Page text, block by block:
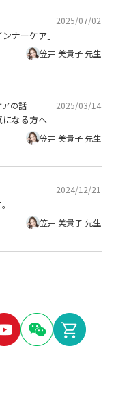
2025/07/02
ナーケア」
笠井 美貴子 先生
の話 2025/03/14
になる方へ
笠井 美貴子 先生
2024/12/21
笠井 美貴子 先生